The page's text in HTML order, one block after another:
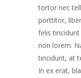
tortor nec
porttitor,
felis
non lorem.
tincidunt, at
In ex erat,